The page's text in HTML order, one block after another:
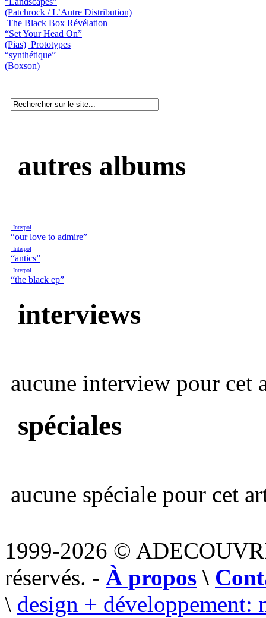
(Patchrock / L’Autre Distribution)
The Black Box Révélation
“Set Your Head On”
(Pias) Prototypes
“synthétique”
(Boxson)
autres albums
Interpol
“our love to admire”
Interpol
“antics”
Interpol
“the black ep”
interviews
aucune interview pour cet
spéciales
aucune spéciale pour cet
1999-2026 ©
réservés. - À propos \
\ design + développement: